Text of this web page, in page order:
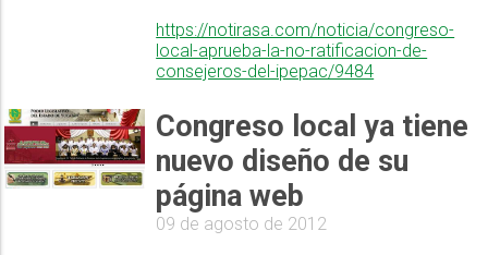
https://notirasa.com/noticia/congreso-
local-aprueba-la-no-ratificacion-de-
consejeros-del-ipepac/9484
Congreso local ya tiene
nuevo diseño de su
página web
09 de agosto de 2012